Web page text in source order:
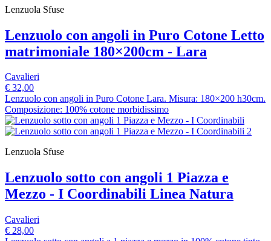
Lenzuola Sfuse
Lenzuolo con angoli in Puro Cotone Letto
matrimoniale 180×200cm - Lara
Cavalieri
€ 32,00
Lenzuolo con angoli in Puro Cotone Lara. Misura: 180×200 h30cm.
Composizione: 100% cotone morbidissimo
Lenzuola Sfuse
Lenzuolo sotto con angoli 1 Piazza e
Mezzo - I Coordinabili Linea Natura
Cavalieri
€ 28,00